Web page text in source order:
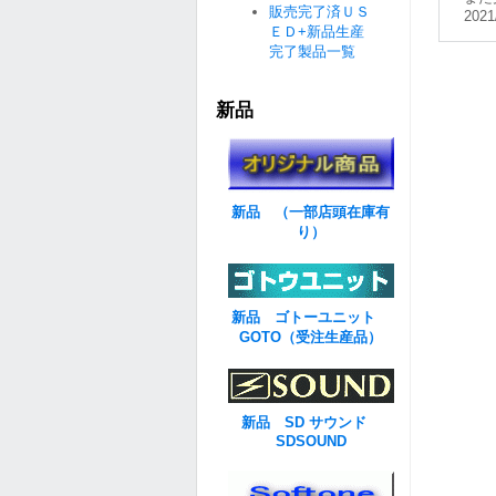
販売完了済ＵＳ
ＥＤ+新品生産
完了製品一覧
新品
新品 （一部店頭在庫有
り）
新品 ゴトーユニット
GOTO（受注生産品）
新品 SD サウンド
SDSOUND